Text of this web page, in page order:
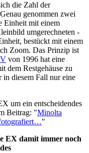
die Zahl der
genommen zwei
Einheit mit einem
umgerechneten -
bestückt mit einem
Zoom. Das Prinzip ist
von 1996 hat eine
dem Restgehäuse zu
in diesem Fall nur eine
um ein entscheidendes
Beitrag: "Minolta
"
EX damit immer noch